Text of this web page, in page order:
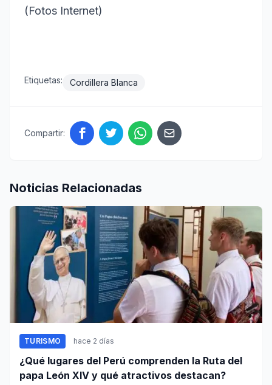
(Fotos Internet)
Etiquetas: Cordillera Blanca
Compartir:
Noticias Relacionadas
TURISMO hace 2 días
¿Qué lugares del Perú comprenden la Ruta del
papa León XIV y qué atractivos destacan?